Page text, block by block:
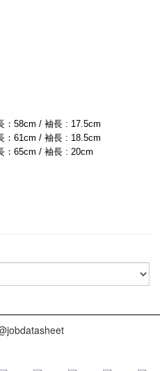
：58cm / 袖長 : 17.5cm
：61cm / 袖長 : 18.5cm
：65cm / 袖長 : 20cm